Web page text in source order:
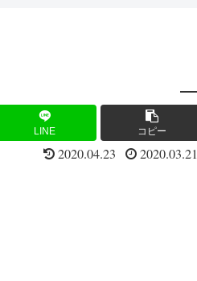
LINE コピー
2020.04.23 2020.03.21